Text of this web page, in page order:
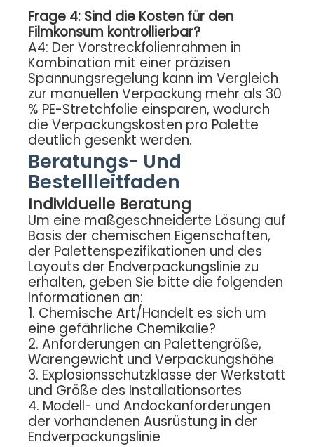
Frage 4: Sind die Kosten für den
Filmkonsum kontrollierbar?
A4: Der Vorstreckfolienrahmen in
Kombination mit einer präzisen
Spannungsregelung kann im Vergleich
zur manuellen Verpackung mehr als 30
% PE-Stretchfolie einsparen, wodurch
die Verpackungskosten pro Palette
deutlich gesenkt werden.
Beratungs- Und
Bestellleitfaden
Individuelle Beratung
Um eine maßgeschneiderte Lösung auf
Basis der chemischen Eigenschaften,
der Palettenspezifikationen und des
Layouts der Endverpackungslinie zu
erhalten, geben Sie bitte die folgenden
Informationen an:
1. Chemische Art/Handelt es sich um
eine gefährliche Chemikalie?
2. Anforderungen an Palettengröße,
Warengewicht und Verpackungshöhe
3. Explosionsschutzklasse der Werkstatt
und Größe des Installationsortes
4. Modell- und Andockanforderungen
der vorhandenen Ausrüstung in der
Endverpackungslinie